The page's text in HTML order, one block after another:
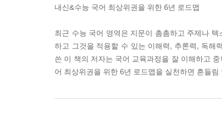
내신&수능 국어 최상위권을 위한 6년 로드맵
최근 수능 국어 영역은 지문이 촘촘하고 주제나
하고 그것을 적용할 수 있는 이해력, 추론력, 독해
쓴 이 책의 저자는 국어 교육과정을 잘 이해하고
어 최상위권을 위한 6년 로드맵을 실천하면 흔들